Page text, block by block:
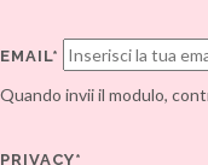
EMAIL*
Quando invii il modulo,
PRIVACY*